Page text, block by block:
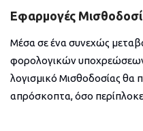
Εφαρμογές
Μέσα σε ένα συνεχώς
φορολογικών
λογισμικό Μισθοδοσίας θα
απρόσκοπτα, όσο